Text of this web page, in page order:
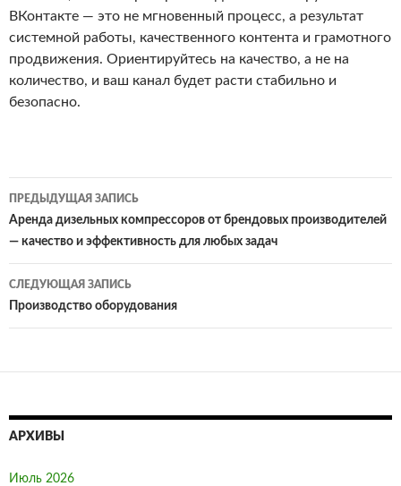
ВКонтакте — это не мгновенный процесс, а результат
системной работы, качественного контента и грамотного
продвижения. Ориентируйтесь на качество, а не на
количество, и ваш канал будет расти стабильно и
безопасно.
Навигация
записям
ПРЕДЫДУЩАЯ ЗАПИСЬ
Аренда дизельных компрессоров от брендовых производителей
— качество и эффективность для любых задач
СЛЕДУЮЩАЯ ЗАПИСЬ
Производство оборудования
АРХИВЫ
Июль 2026